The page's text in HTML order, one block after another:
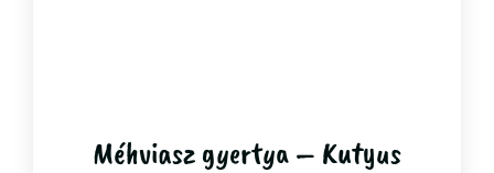
Méhviasz gyertya – Kutyus